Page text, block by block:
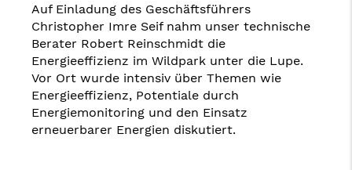
Auf Einladung des Geschäftsführers
Christopher Imre Seif nahm unser technische
Berater Robert Reinschmidt die
Energieeffizienz im Wildpark unter die Lupe.
Vor Ort wurde intensiv über Themen wie
Energieeffizienz, Potentiale durch
Energiemonitoring und den Einsatz
erneuerbarer Energien diskutiert.